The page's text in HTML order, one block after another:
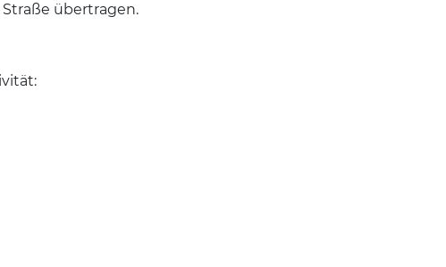
übertragen.